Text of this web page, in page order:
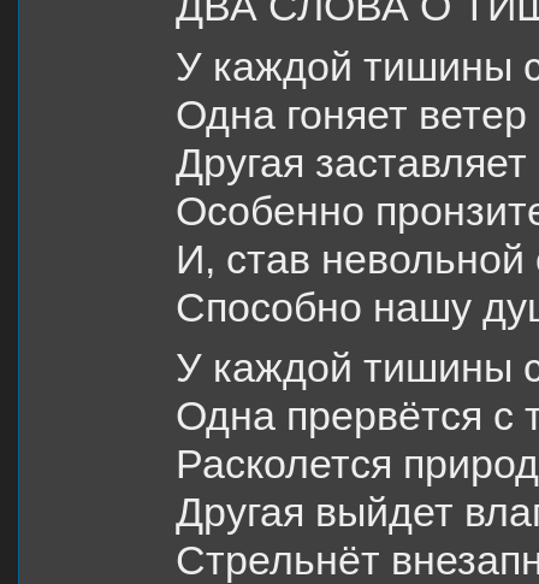
У каждой тишины
Одна гоняет
Другая
Особенно
И, став невольной
Способно нашу
У каждой тишины
Одна прервётся с
Расколется
Другая выйдет
Стрельнёт